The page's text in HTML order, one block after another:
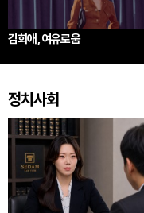
김희애, 여유로움
정치사회